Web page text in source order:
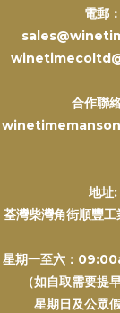
電郵：
合作聯
地址:
荃灣柴灣角街順豐
星期一至六：
（如自取需要提
星期日及公眾